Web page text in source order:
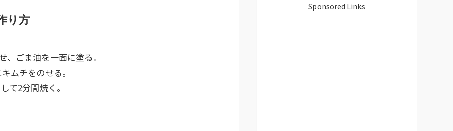
り方
ごま油を一面に塗る。
ムチをのせる。
て2分間焼く。
Sponsored Links